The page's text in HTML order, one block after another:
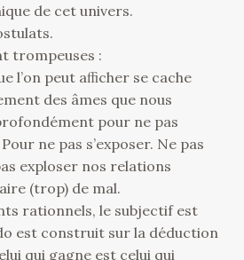
de cet univers.
trompeuses :
l’on peut aﬃcher se cache
des âmes que nous
pour ne pas
ne pas s’exposer. Ne pas
exploser nos relations
(trop) de mal.
rationnels, le subjectif est
est construit sur la déduction
qui gagne est celui qui